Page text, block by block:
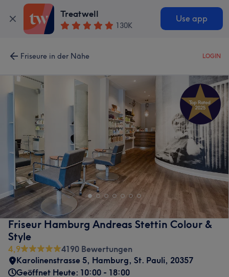
Treatwell
130K
Use app
Friseure in der Nähe LOGIN
Friseur Hamburg Andreas Stettin Colour &
Style
4,9
4190 Bewertungen
Karolinenstrasse 5, Hamburg, St. Pauli, 20357
Geöffnet Heute: 10:00 - 18:00